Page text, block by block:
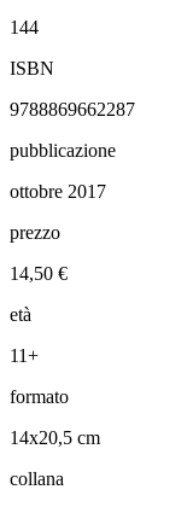
144
ISBN
9788869662287
pubblicazione
ottobre 2017
prezzo
14,50 €
età
11+
formato
14x20,5 cm
collana